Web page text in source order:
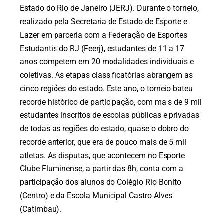
Estado do Rio de Janeiro (JERJ). Durante o torneio,
realizado pela Secretaria de Estado de Esporte e
Lazer em parceria com a Federação de Esportes
Estudantis do RJ (Feerj), estudantes de 11 a 17
anos competem em 20 modalidades individuais e
coletivas. As etapas classificatórias abrangem as
cinco regiões do estado. Este ano, o torneio bateu
recorde histórico de participação, com mais de 9 mil
estudantes inscritos de escolas públicas e privadas
de todas as regiões do estado, quase o dobro do
recorde anterior, que era de pouco mais de 5 mil
atletas. As disputas, que acontecem no Esporte
Clube Fluminense, a partir das 8h, conta com a
participação dos alunos do Colégio Rio Bonito
(Centro) e da Escola Municipal Castro Alves
(Catimbau).